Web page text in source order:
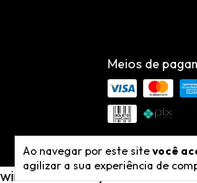
Ao navegar por este site você
agilizar a sua experiência de
Meios de
window.dataLayer =